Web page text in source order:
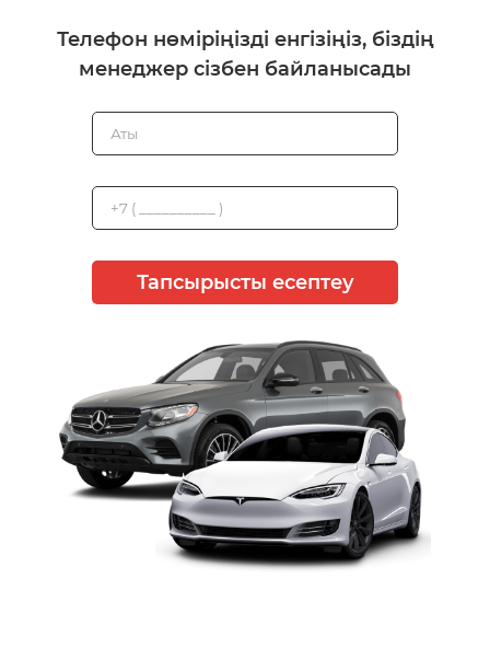
Телефон нөміріңізді енгізіңіз, біздің
менеджер сізбен байланысады
Тапсырысты есептеу